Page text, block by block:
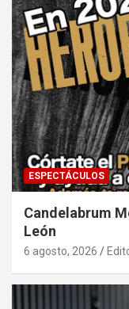
ESPECTÁCULOS
Candelabrum
León
6 agosto, 2026